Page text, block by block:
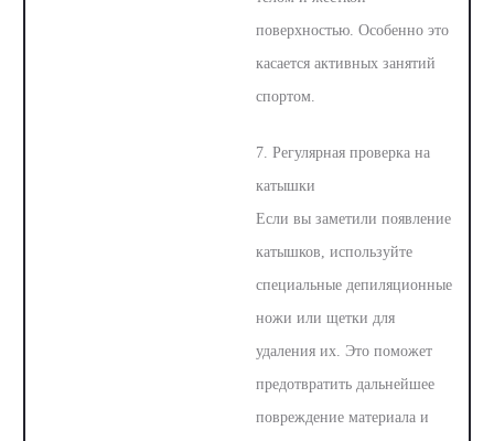
поверхностью. Особенно это
касается активных занятий
спортом.
7. Регулярная проверка на
катышки
Если вы заметили появление
катышков, используйте
специальные депиляционные
ножи или щетки для
удаления их. Это поможет
предотвратить дальнейшее
повреждение материала и